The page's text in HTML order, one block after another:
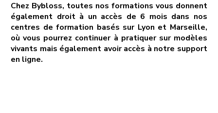
Chez Bybloss, toutes nos formations vous donnent
également droit à un accès de 6 mois dans nos
centres de formation basés sur Lyon et Marseille,
où vous pourrez continuer à pratiquer sur modèles
vivants mais également avoir accès à notre support
en ligne.